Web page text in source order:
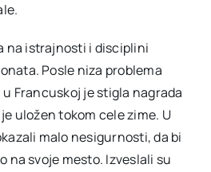
na istrajnosti i disciplini
Posle niza problema
u Francuskoj je stigla nagrada
uložen tokom cele zime. U
malo nesigurnosti, da bi
na svoje mesto. Izveslali su